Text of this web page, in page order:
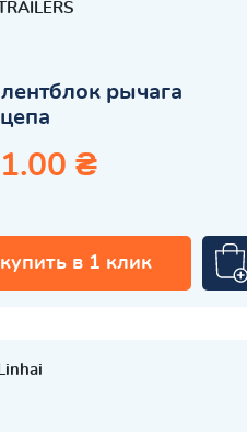
TRAILERS
рычага
₴
купить в 1 клик